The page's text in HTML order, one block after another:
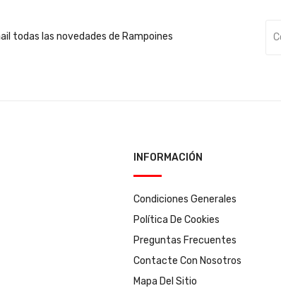
todas las novedades de Rampoines
INFORMACIÓN
Condiciones Generales
Política De Cookies
Preguntas Frecuentes
Contacte Con Nosotros
Mapa Del Sitio